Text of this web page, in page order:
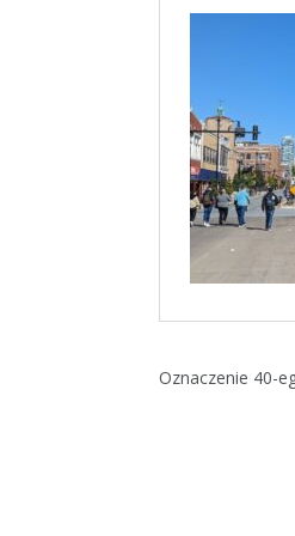
Oznaczenie 40-